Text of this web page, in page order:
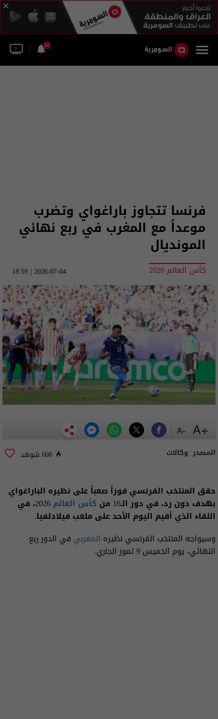
32
فرنسا تتجاوز باراغواي وتضرب
موعداً مع المغرب في ربع نهائي
المونديال
كأس العالم 2026 2026-07-04 | 18:59
المصدر: وكالات 608 شوهد
حقق المنتخب الفرنسي فوزاً صعباً على نظيره الباراغواي
بهدف دون رد، في دور الـ16 من
كأس العالم
2026، في
اللقاء الذي أقيم اليوم الأحد على ملعب فيلادلفيا.
وسيواجه المنتخب الفرنسي نظيره المغربي في الدور ربع
النهائي، يوم الخميس 9 تموز الجاري.
+A
-A